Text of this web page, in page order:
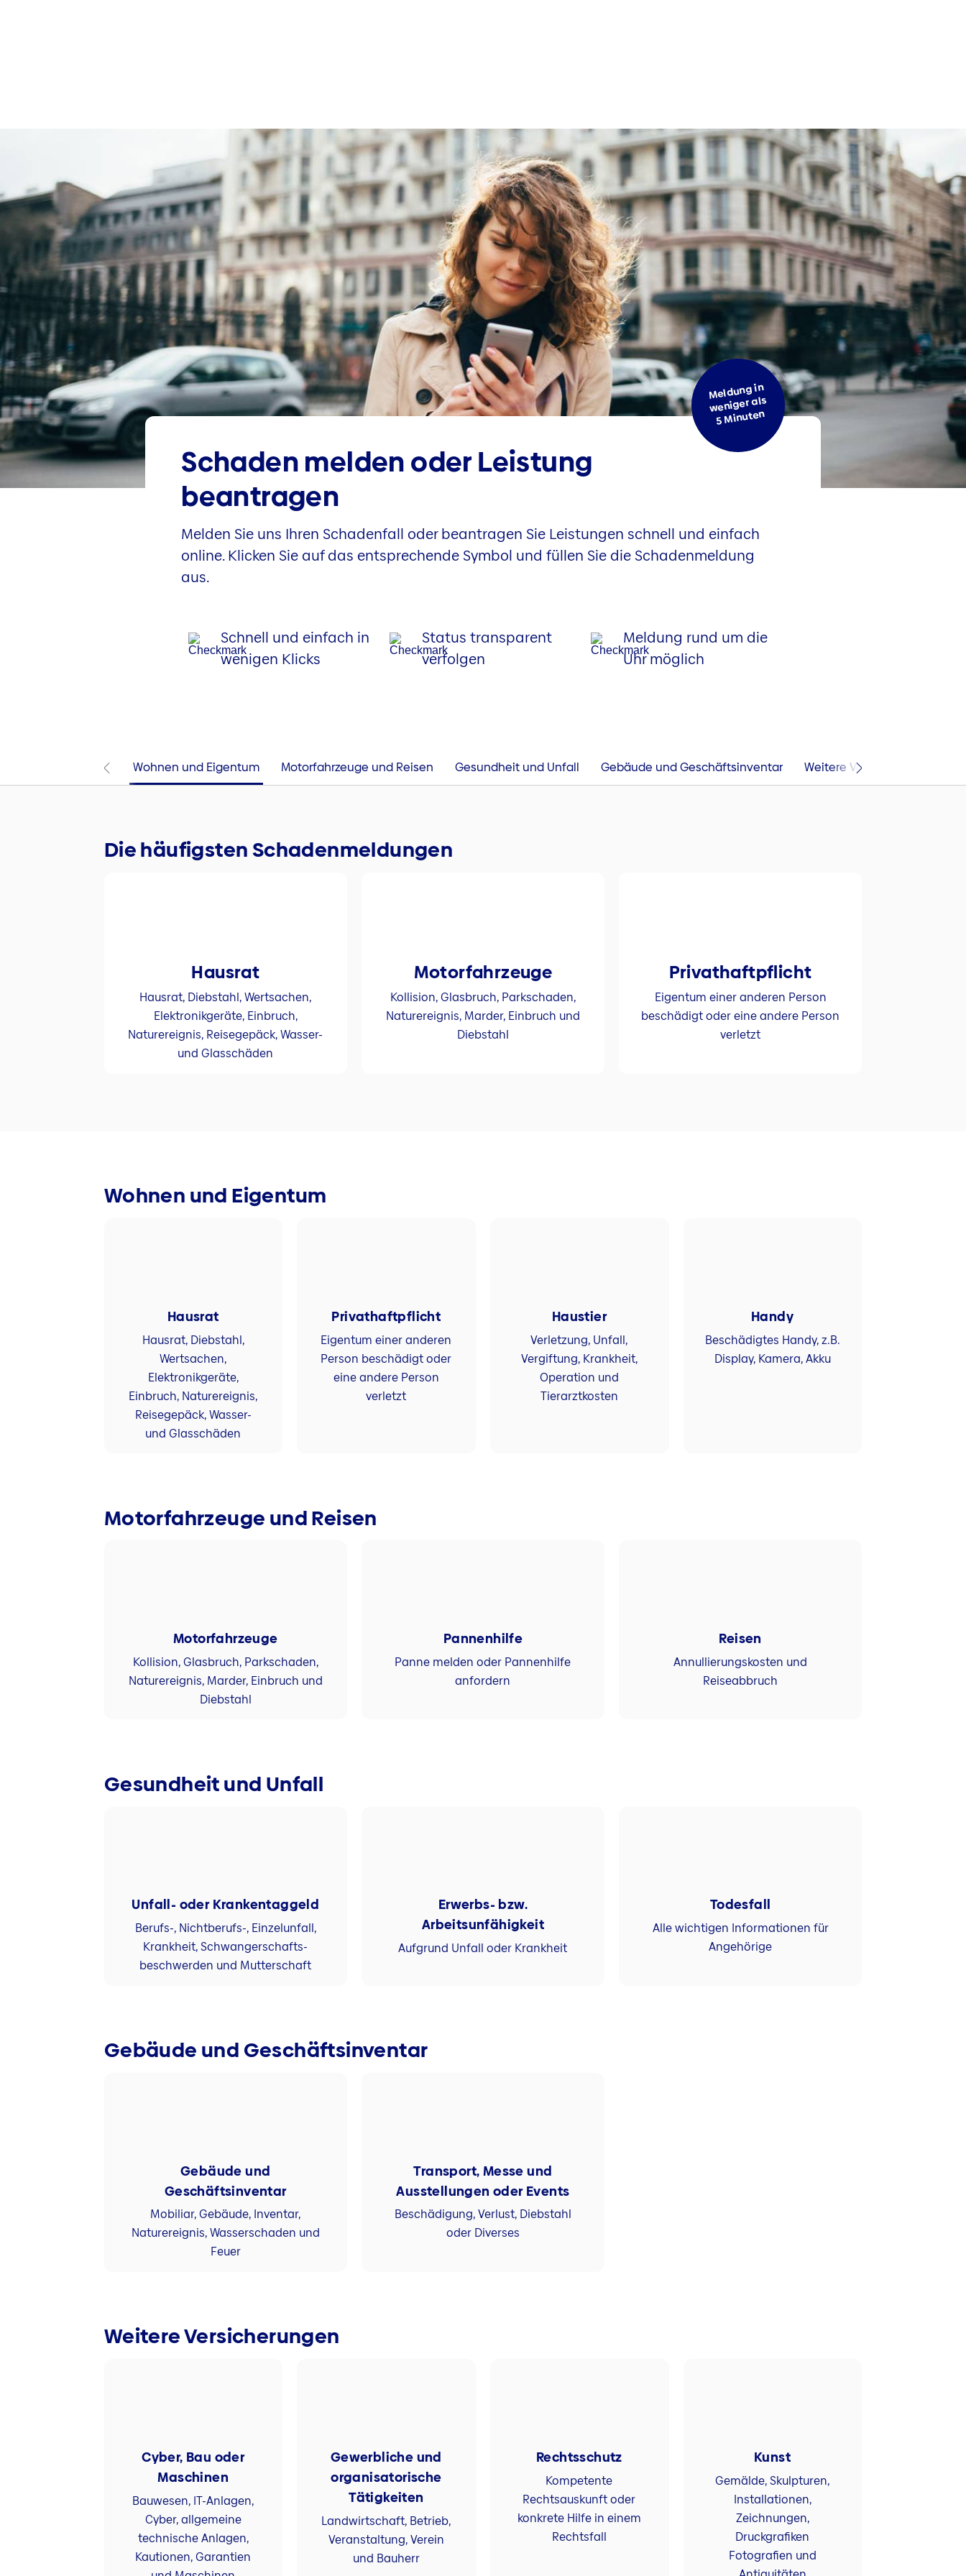
Meldung in
weniger als
5 Minuten
Schaden melden oder Leistung
beantragen
Melden Sie uns Ihren Schadenfall oder beantragen Sie Leistungen schnell und einfach
online. Klicken Sie auf das entsprechende Symbol und füllen Sie die Schadenmeldung
aus.
Schnell und einfach in
wenigen Klicks
Status transparent
verfolgen
Meldung rund um die
Uhr möglich
Wohnen und Eigentum Motorfahrzeuge und Reisen Gesundheit und Unfall Gebäude und Geschäftsinventar Weitere Versicherungen
Die häufigsten Schadenmeldungen
Hausrat
Hausrat, Diebstahl, Wertsachen,
Elektronikgeräte, Einbruch,
Naturereignis, Reisegepäck, Wasser-
und Glasschäden
Motorfahrzeuge
Kollision, Glasbruch, Parkschaden,
Naturereignis, Marder, Einbruch und
Diebstahl
Privathaftpflicht
Eigentum einer anderen Person
beschädigt oder eine andere Person
verletzt
Wohnen und Eigentum
Hausrat
Hausrat, Diebstahl,
Wertsachen,
Elektronikgeräte,
Einbruch, Naturereignis,
Reisegepäck, Wasser-
und Glasschäden
Privathaftpflicht
Eigentum einer anderen
Person beschädigt oder
eine andere Person
verletzt
Haustier
Verletzung, Unfall,
Vergiftung, Krankheit,
Operation und
Tierarztkosten
Handy
Beschädigtes Handy, z.B.
Display, Kamera, Akku
Motorfahrzeuge und Reisen
Motorfahrzeuge
Kollision, Glasbruch, Parkschaden,
Naturereignis, Marder, Einbruch und
Diebstahl
Pannenhilfe
Panne melden oder Pannenhilfe
anfordern
Reisen
Annullierungskosten und
Reiseabbruch
Gesundheit und Unfall
Unfall- oder Krankentaggeld
Berufs-, Nichtberufs-, Einzelunfall,
Krankheit, Schwangerschafts-
beschwerden und Mutterschaft
Erwerbs- bzw.
Arbeitsunfähigkeit
Aufgrund Unfall oder Krankheit
Todesfall
Alle wichtigen Informationen für
Angehörige
Gebäude und Geschäftsinventar
Gebäude und
Geschäftsinventar
Mobiliar, Gebäude, Inventar,
Naturereignis, Wasserschaden und
Feuer
Transport, Messe und
Ausstellungen oder Events
Beschädigung, Verlust, Diebstahl
oder Diverses
Weitere Versicherungen
Cyber, Bau oder
Maschinen
Bauwesen, IT-Anlagen,
Cyber, allgemeine
technische Anlagen,
Kautionen, Garantien
Gewerbliche und
organisatorische
Tätigkeiten
Landwirtschaft, Betrieb,
Veranstaltung, Verein
und Bauherr
Rechtsschutz
Kompetente
Rechtsauskunft oder
konkrete Hilfe in einem
Rechtsfall
Kunst
Gemälde, Skulpturen,
Installationen,
Zeichnungen,
Druckgrafiken
Fotografien und